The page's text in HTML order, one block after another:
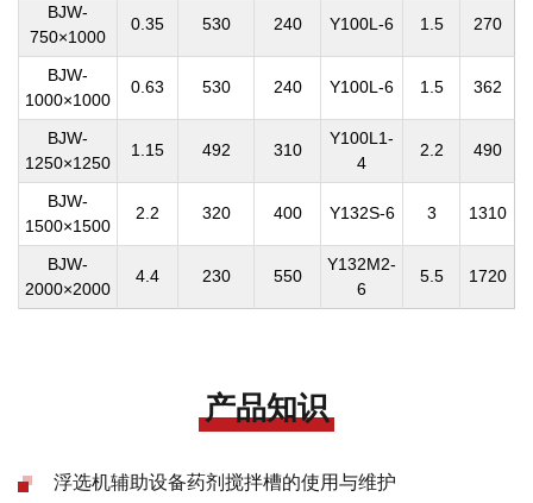
BJW-
750×1000
0.35 530 240 Y100L-6 1.5 270
BJW-
1000×1000
0.63 530 240 Y100L-6 1.5 362
BJW-
1250×1250
1.15 492 310
Y100L1-
4
2.2 490
BJW-
1500×1500
2.2 320 400 Y132S-6 3 1310
BJW-
2000×2000
4.4 230 550
Y132M2-
6
5.5 1720
产品知识
浮选机辅助设备药剂搅拌槽的使用与维护